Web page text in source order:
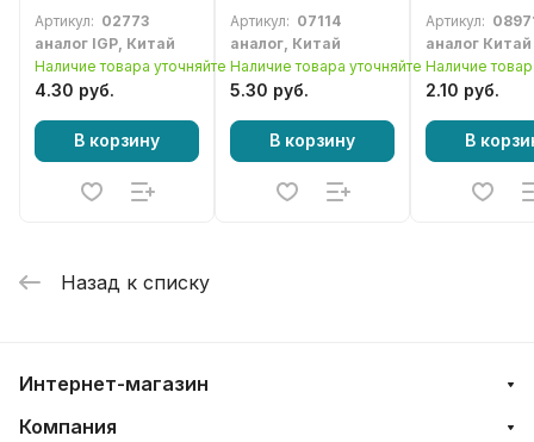
351, 352, 371, 391
Артикул: 02773
аналог IGP, Китай
Наличие товара уточняйте
4.30 руб.
В корзину
394, 395
Артикул: 07114
аналог, Китай
Наличие товара уточняйте
5.30 руб.
В корзину
Husqvarna
365, 371,
390, 570,
(5037524-
Артикул:
аналог Китай
Наличие
2.10 руб.
В
Назад к списку
Интернет-магазин
Компания